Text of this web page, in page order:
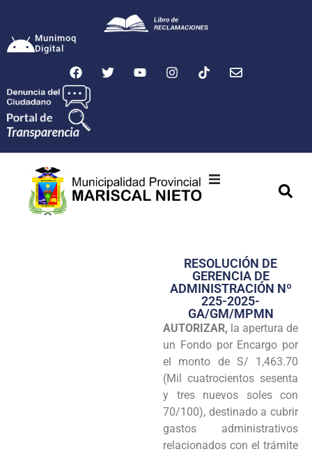
Munimoq
Digital
Transparencia
Seguridad
Programas
Intranet
RESOLUCIÓN DE
GERENCIA DE
ADMINISTRACIÓN Nº
225-2025-
GA/GM/MPMN
AUTORIZAR, la apertura de
un Fondo por Encargo por
el monto de S/ 1,463.70
(Mil cuatrocientos sesenta
y tres nuevos soles con
70/100), destinado a cubrir
gastos administrativos
relacionados con el trámite